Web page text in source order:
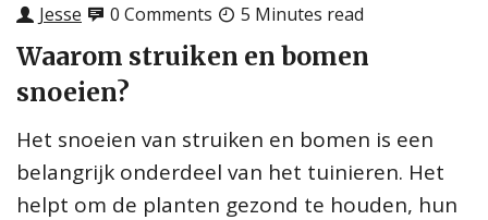
Jesse 0 Comments 5 Minutes read
Waarom struiken en bomen
snoeien?
Het snoeien van struiken en bomen is een
belangrijk onderdeel van het tuinieren. Het
helpt om de planten gezond te houden, hun